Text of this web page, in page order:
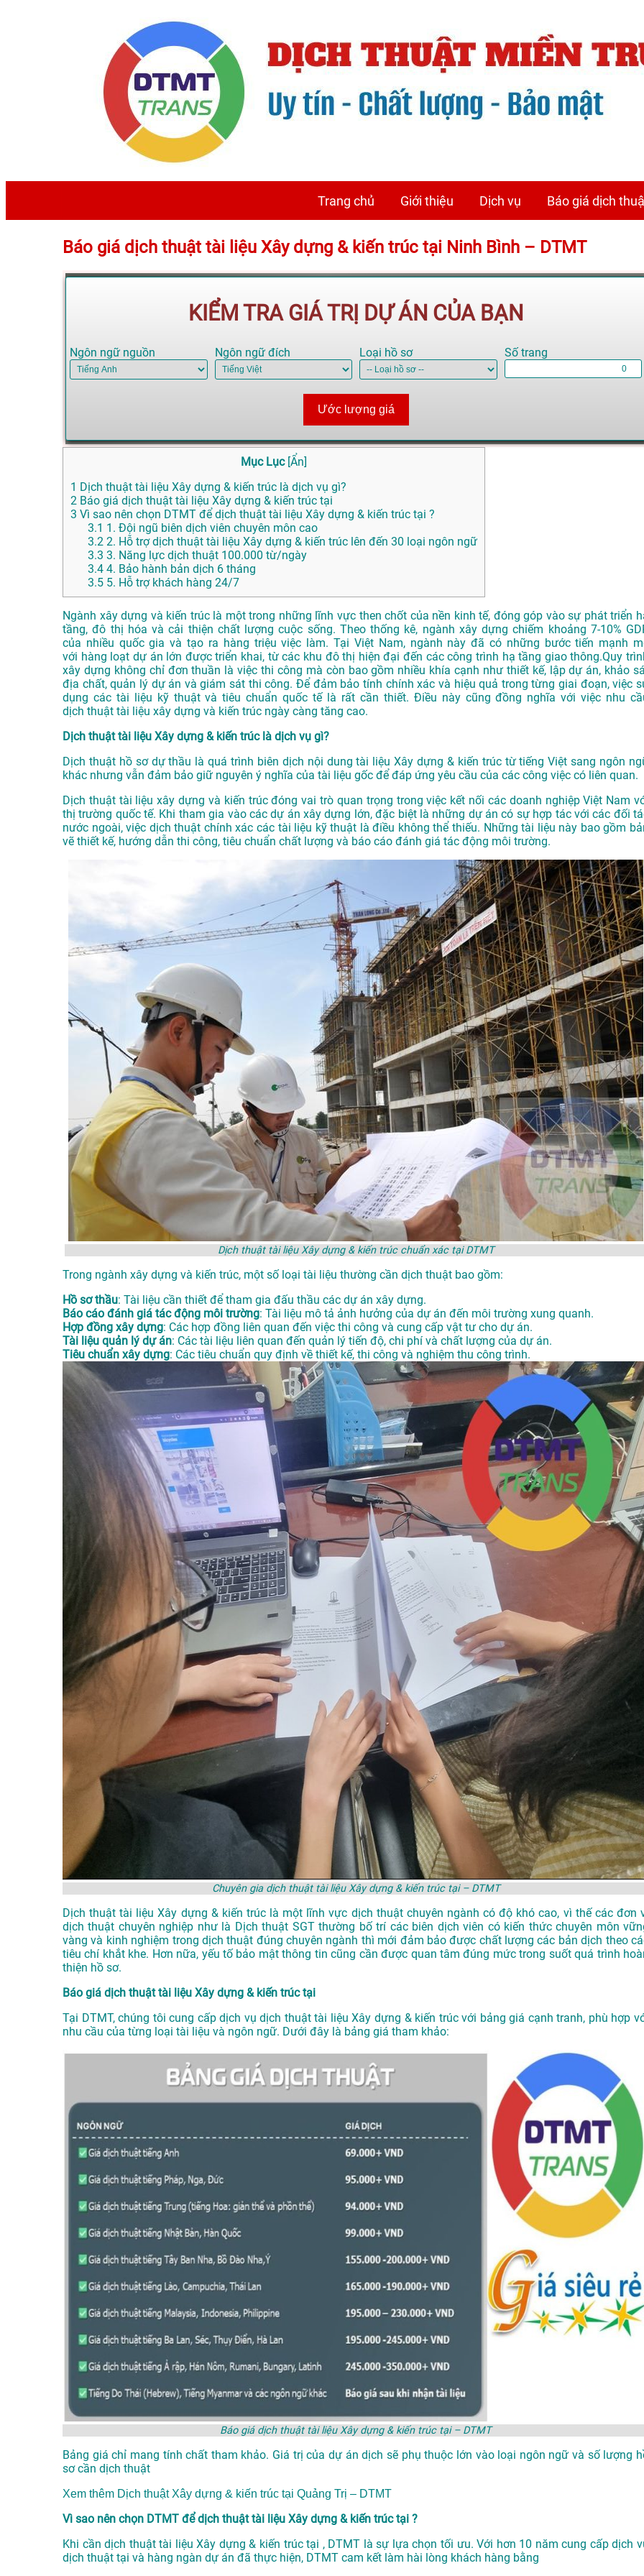
Trang chủ Giới thiệu Dịch vụ Báo giá dịch
Báo giá dịch thuật tài liệu Xây dựng & kiến trúc tại Ninh Bình – DTMT
KIỂM TRA GIÁ TRỊ DỰ ÁN CỦA BẠN
Ngôn ngữ nguồn Ngôn ngữ đích Loại hồ sơ Số trang
Ước lượng giá
Mục Lục [Ẩn]
1 Dịch thuật tài liệu Xây dựng & kiến trúc là dịch vụ gì?
2 Báo giá dịch thuật tài liệu Xây dựng & kiến trúc tại
3 Vì sao nên chọn DTMT để dịch thuật tài liệu Xây dựng & kiến trúc tại ?
3.1 1. Đội ngũ biên dịch viên chuyên môn cao
3.2 2. Hỗ trợ dịch thuật tài liệu Xây dựng & kiến trúc lên đến 30 loại ngôn ngữ
3.3 3. Năng lực dịch thuật 100.000 từ/ngày
3.4 4. Bảo hành bản dịch 6 tháng
3.5 5. Hỗ trợ khách hàng 24/7
Ngành xây dựng và kiến trúc là một trong những lĩnh vực then chốt của nền kinh tế, đóng góp vào sự pháttriển
tầng, đô thị hóa và cải thiện chấtlượng cuộc sống. Theo thống kê, ngành xây dựng chiếm khoảng 7-10%
của nhiều quốc gia và tạo ra hàng triệu việc làm. Tại Việt Nam, ngành này đã có những bướctiến mạnh
với hàng loạt dựán lớn được triển khai, từ các khu đô thị hiện đại đến các công trình hạ tầng giao thông.Quy trìn
xây dựng không chỉ đơn thuần là việc thi công mà còn baogồm nhiều khía cạnh như thiết kế, lập dự án, khảo
địa chất, quản lýdự án và giám sát thi công. Để đảm bảo tính chính xác và hiệu quả trong từng giai đoạn, việc
dụng các tài liệu kỹ thuật và tiêu chuẩn quốc tế là rấtcần thiết. Điều này cũng đồng nghĩa với việc nhu
dịch thuật tài liệu xây dựng và kiến trúc ngày càng tăng cao.
Dịch thuật tài liệu Xây dựng & kiến trúc là dịch vụ gì?
Dịch thuật hồ sơ dự thầu là quá trình biên dịch nội dung tài liệu Xây dựng & kiến trúc từ tiếng Việt sang ngôn
khác nhưng vẫn đảm bảo giữ nguyên ý nghĩa của tài liệu gốc để đáp ứng yêu cầu của các công việc có liên quan.
Dịch thuật tài liệu xây dựng và kiến trúc đóng vai trò quan trọng trong việc kết nối các doanh nghiệp Việt Nam
thị trường quốc tế. Khi tham gia vào các dự án xây dựng lớn, đặc biệt là những dự án có sự hợp tác với các đối
nước ngoài, việc dịch thuật chính xác các tài liệu kỹ thuật là điều không thể thiếu. Những tài liệu này bao gồm
vẽ thiết kế, hướng dẫn thi công, tiêu chuẩn chất lượng và báo cáo đánh giá tác động môi trường.
Dịch thuật tài liệu Xây dựng & kiến trúc chuẩn xác tại DTMT
Trong ngành xây dựng và kiến trúc, một số loại tài liệu thường cần dịch thuật bao gồm:
Hồ sơ thầu: Tài liệu cần thiết để tham gia đấu thầu các dự án xây dựng.
Báo cáo đánh giá tác động môi trường: Tài liệu mô tả ảnh hưởng của dự án đến môi trường xung quanh.
Hợp đồng xây dựng: Các hợp đồng liên quan đến việc thi công và cung cấp vật tư cho dự án.
Tài liệu quản lý dự án: Các tài liệu liên quan đến quản lý tiến độ, chi phí và chất lượng của dự án.
Tiêu chuẩn xây dựng: Các tiêu chuẩn quy định về thiết kế, thi công và nghiệm thu công trình.
Chuyên gia dịch thuật tài liệu Xây dựng & kiến trúc tại – DTMT
Dịch thuật tài liệu Xây dựng & kiến trúc là một lĩnh vực dịch thuật chuyên ngành có độ khó cao, vì thế các đơn
dịch thuật chuyên nghiệp như là Dịch thuật SGTthường bố trí các biên dịch viên có kiến thức chuyên môn
vàng và kinh nghiệm trong dịch thuật đúng chuyên ngành thì mới đảm bảo được chất lượng các bản dịch theo
tiêu chí khắt khe. Hơn nữa, yếu tố bảo mật thông tin cũng cần được quan tâm đúng mức trong suốt quá trình
thiện hồ sơ.
Báo giá dịch thuật tài liệu Xây dựng & kiến trúc tại
Tại DTMT, chúng tôi cung cấp dịch vụ dịch thuật tài liệu Xây dựng & kiến trúc với bảng giá cạnh tranh, phù hợp
nhu cầu của từng loại tài liệu và ngôn ngữ. Dưới đây là bảng giá tham khảo:
Báo giá dịch thuật tài liệu Xây dựng & kiến trúc tại – DTMT
Bảng giá chỉ mang tính chất tham khảo. Giá trị của dự án dịch sẽ phụ thuộc lớn vào loại ngôn ngữ và số lượng
sơ cần dịch thuật
Xem thêm Dịch thuật Xây dựng & kiến trúc tại Quảng Trị – DTMT
Vì sao nên chọn DTMT để dịch thuật tài liệu Xây dựng & kiến trúc tại ?
Khi cần dịch thuật tài liệu Xây dựng & kiến trúc tại , DTMT là sự lựa chọn tối ưu. Với hơn 10 năm cung cấp dịch
dịch thuật tại và hàng ngàn dự án đã thực hiện, DTMT cam kết làm hài lòng khách hàng bằng